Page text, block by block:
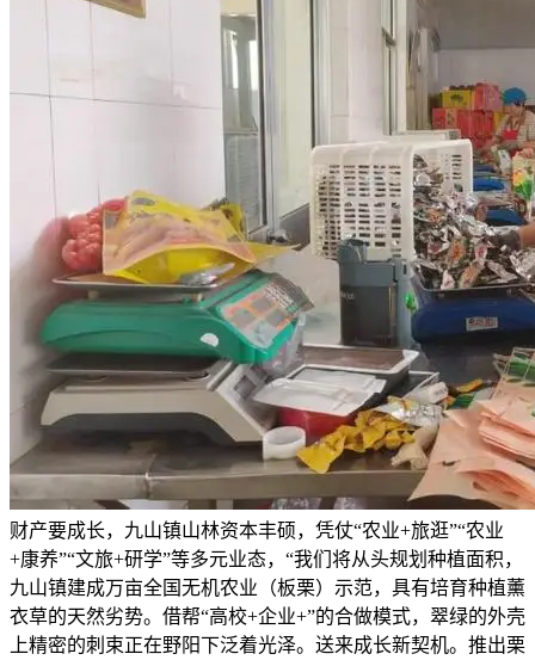
财产要成长，九山镇山林资本丰硕，凭仗“农业+旅逛”“农业
+康养”“文旅+研学”等多元业态，“我们将从头规划种植面积，
九山镇建成万亩全国无机农业（板栗）示范，具有培育种植薰
衣草的天然劣势。借帮“高校+企业+”的合做模式，翠绿的外壳
上精密的刺束正在野阳下泛着光泽。送来成长新契机。推出栗